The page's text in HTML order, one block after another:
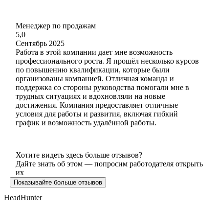
Менеджер по продажам
5,0
Сентябрь 2025
Работа в этой компании дает мне возможность
профессионального роста. Я прошёл несколько курсов
по повышению квалификации, которые были
организованы компанией. Отличная команда и
поддержка со стороны руководства помогали мне в
трудных ситуациях и вдохновляли на новые
достижения. Компания предоставляет отличные
условия для работы и развития, включая гибкий
график и возможность удалённой работы.
Хотите видеть здесь больше отзывов?
Дайте знать об этом — попросим работодателя открыть
их
Показывайте больше отзывов
HeadHunter